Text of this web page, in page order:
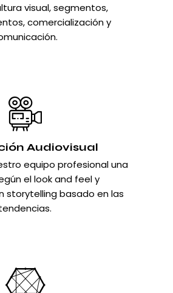
visual, segmentos,
comercialización y
Audiovisual
equipo profesional una
el look and feel y
storytelling basado en las